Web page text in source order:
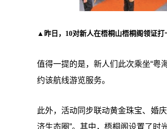
▲昨日，10对新人在梧桐山梧桐阁领证打
值得一提的是，新人们此次乘坐“粤
约该航线游览服务。
此外，活动同步联动黄金珠宝、婚
济生态圈”。其中，梧桐阁设置了时